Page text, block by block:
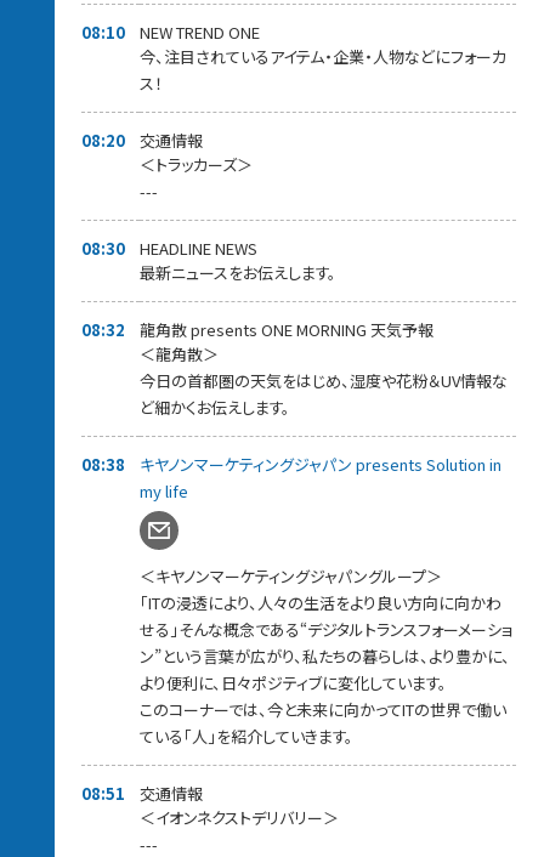
08:10
NEW TREND ONE
今、注目されているアイテム・企業・人物などにフォーカ
ス！
08:20
交通情報
＜トラッカーズ＞
---
08:30
HEADLINE NEWS
最新ニュースをお伝えします。
08:32
龍角散 presents ONE MORNING 天気予報
＜龍角散＞
今日の首都圏の天気をはじめ、湿度や花粉＆UV情報な
ど細かくお伝えします。
08:38
キヤノンマーケティングジャパン presents Solution in
my life
＜キヤノンマーケティングジャパングループ＞
「ITの浸透により、人々の生活をより良い方向に向かわ
せる」そんな概念である“デジタルトランスフォーメーショ
ン”という言葉が広がり、私たちの暮らしは、より豊かに、
より便利に、日々ポジティブに変化しています。
このコーナーでは、今と未来に向かってITの世界で働い
ている「人」を紹介していきます。
08:51
交通情報
＜イオンネクストデリバリー＞
---